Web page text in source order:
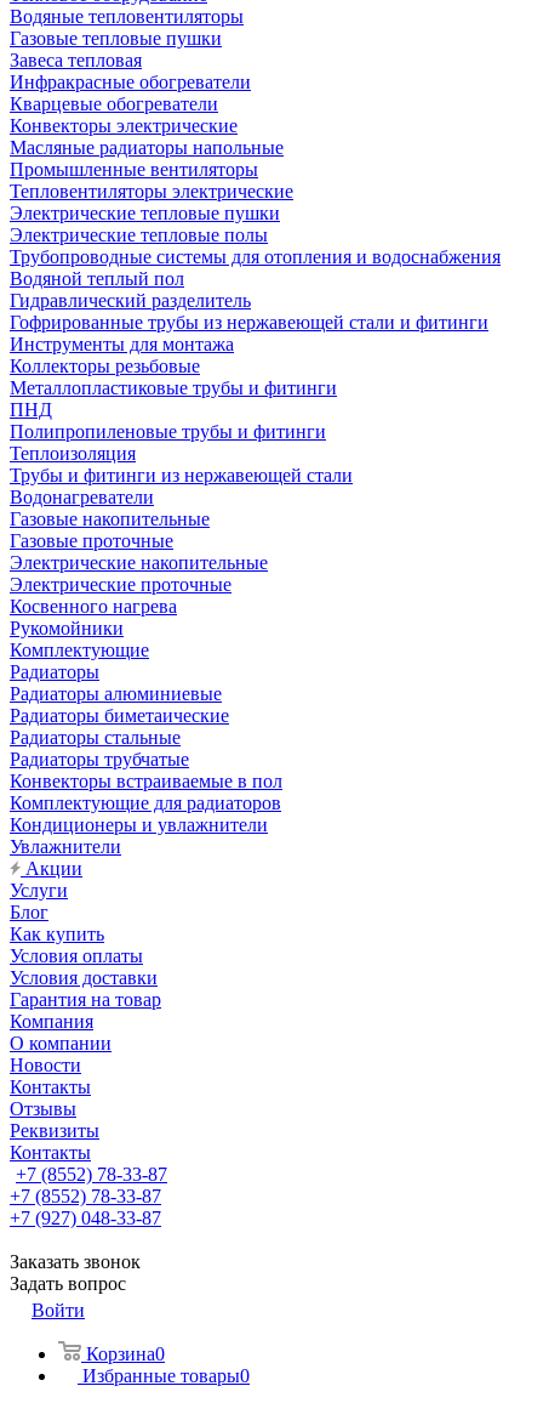
Водяные тепловентиляторы
Газовые тепловые пушки
Завеса тепловая
Инфракрасные обогреватели
Кварцевые обогреватели
Конвекторы электрические
Масляные радиаторы напольные
Промышленные вентиляторы
Тепловентиляторы электрические
Электрические тепловые пушки
Электрические тепловые полы
Трубопроводные системы для отопления и водоснабжения
Водяной теплый пол
Гидравлический разделитель
Гофрированные трубы из нержавеющей стали и фитинги
Инструменты для монтажа
Коллекторы резьбовые
Металлопластиковые трубы и фитинги
ПНД
Полипропиленовые трубы и фитинги
Теплоизоляция
Трубы и фитинги из нержавеющей стали
Водонагреватели
Газовые накопительные
Газовые проточные
Электрические накопительные
Электрические проточные
Косвенного нагрева
Рукомойники
Комплектующие
Радиаторы
Радиаторы алюминиевые
Радиаторы биметаические
Радиаторы стальные
Радиаторы трубчатые
Конвекторы встраиваемые в пол
Комплектующие для радиаторов
Кондиционеры и увлажнители
Увлажнители
Акции
Услуги
Блог
Как купить
Условия оплаты
Условия доставки
Гарантия на товар
Компания
О компании
Новости
Контакты
Отзывы
Реквизиты
Контакты
+7 (8552) 78-33-87
+7 (8552) 78-33-87
+7 (927) 048-33-87
Заказать звонок
Задать вопрос
Войти
Корзина0
Избранные товары0